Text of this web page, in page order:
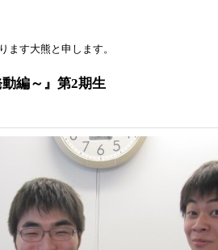
ます大熊と申します。
動編～』第2期生